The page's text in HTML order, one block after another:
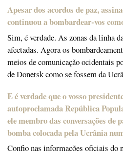
Apesar dos acordos de paz,
continuou a bombardear-vos
Sim, é verdade. As zonas da linha
afectadas. Agora os
meios de comunicação ocidentais
de Donetsk como se fossem da
E é verdade que o vosso
autoproclamada República
ele membro das conversações de
bomba colocada pela Ucrânia
Confio nas informações oficiais do